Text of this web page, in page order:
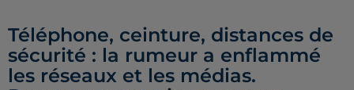
Téléphone, ceinture, distances de
sécurité : la rumeur a enflammé
les réseaux et les médias.